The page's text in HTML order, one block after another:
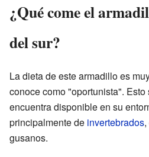
¿Qué come el
del sur?
La dieta de este armadillo es
conoce como "oportunista".
encuentra disponible en su
principalmente de invertebrados
gusanos.